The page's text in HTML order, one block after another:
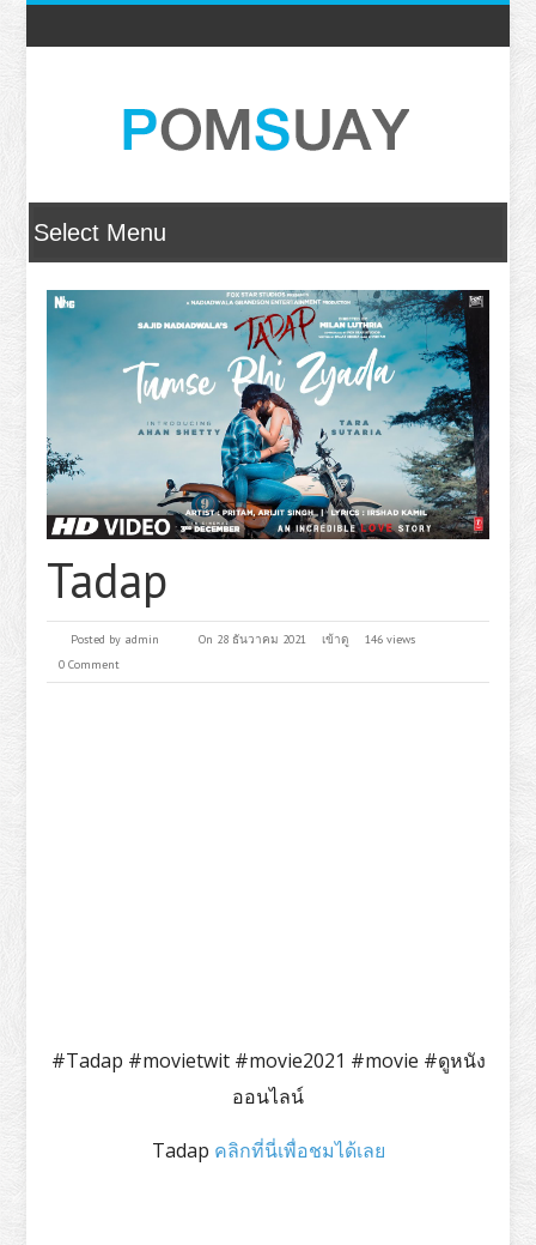
Tadap
Posted by admin On 28 ธันวาคม 2021 เข้าดู
146 views
0 Comment
#Tadap #movietwit #movie2021 #movie #ดูหนัง
ออนไลน์
Tadap คลิกที่นี่เพื่อชมได้เลย